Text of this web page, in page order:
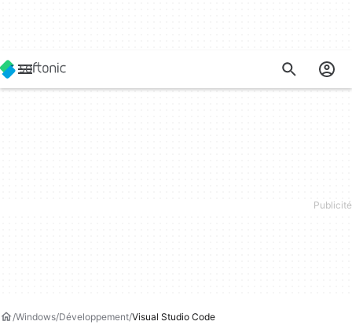
Windows Développement Visual Studio Code